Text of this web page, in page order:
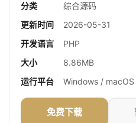
分类
综合源码
更新时间
2026-05-31
开发语言
PHP
大小
8.86MB
运行平台
Windows /
免费下载